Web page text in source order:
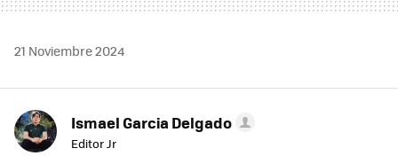
21 Noviembre 2024
Ismael Garcia Delgado
Editor Jr